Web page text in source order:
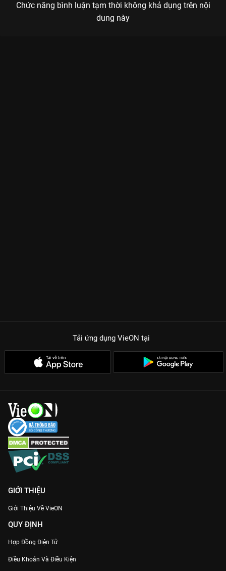
Chức năng bình luận tạm thời không khả dụng trên nội
dung này
Tải ứng dụng VieON tại
GIỚI THIỆU
Giới Thiệu Về VieON
QUY ĐỊNH
Hợp Đồng Điện Tử
Điều Khoản Và Điều Kiện